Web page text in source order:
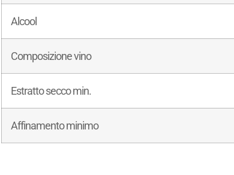
Alcool
Composizione vino
Estratto secco min.
Affinamento minimo